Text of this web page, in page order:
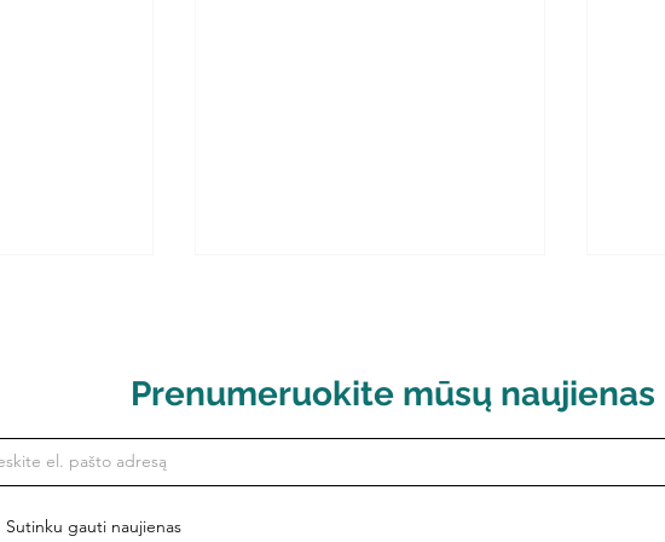
konsulinę
Lietuvos Respublikos
Prenumeruokite mūsų naujienas
Sutinku gauti naujienas